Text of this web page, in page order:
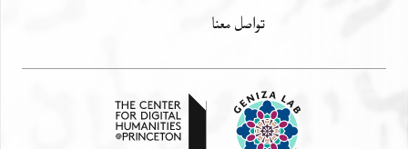
تواصل معنا